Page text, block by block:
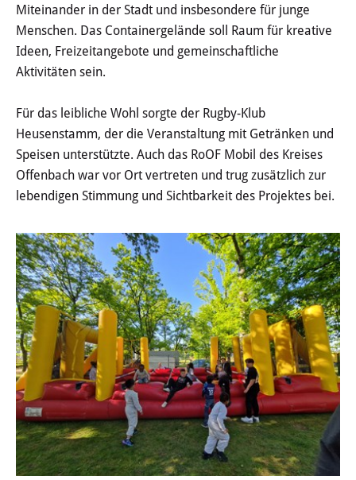
Miteinander in der Stadt und insbesondere für junge
Menschen. Das Containergelände soll Raum für kreative
Ideen, Freizeitangebote und gemeinschaftliche
Aktivitäten sein.
Für das leibliche Wohl sorgte der Rugby-Klub
Heusenstamm, der die Veranstaltung mit Getränken und
Speisen unterstützte. Auch das RoOF Mobil des Kreises
Offenbach war vor Ort vertreten und trug zusätzlich zur
lebendigen Stimmung und Sichtbarkeit des Projektes bei.
Pressecenter
Aktuelle Meldungen
Öffentliche Bekanntmachungen
Offenlagen
Videos & Podcasts
Stadtplan
Tourismus
Übernachten & Gastronomie
Sehenswürdigkeiten
Stadtführungen